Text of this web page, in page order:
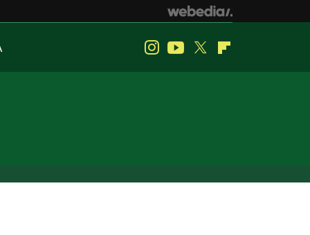
InstagramYoutube
Twitter